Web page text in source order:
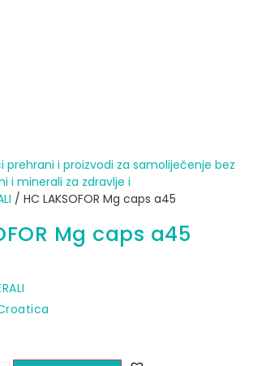
prehrani i proizvodi za samoliječenje bez
i minerali za zdravlje i
/ HC LAKSOFOR Mg caps a45
Mg caps a45